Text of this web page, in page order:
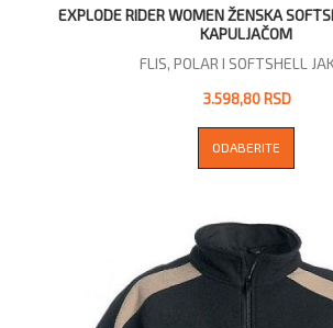
EXPLODE RIDER WOMEN ŽENSKA
KAPULJAČOM
FLIS, POLAR I SOFTSHELL
3.598,80 RSD
ODABERITE